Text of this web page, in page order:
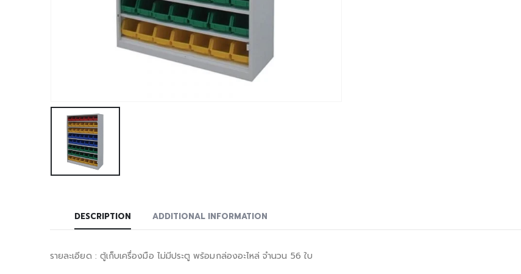
DESCRIPTION ADDITIONAL INFORMATION
รายละเอียด : ตู้เก็บเครื่องมือ ไม่มีประตู พร้อมกล่องอะไหล่ จำนวน 56 ใบ